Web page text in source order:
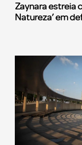
Zaynara estreia
Natureza’ em